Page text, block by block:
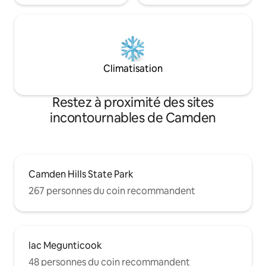
Climatisation
Restez à proximité des sites
incontournables de Camden
Camden Hills State Park
267 personnes du coin recommandent
lac Megunticook
48 personnes du coin recommandent